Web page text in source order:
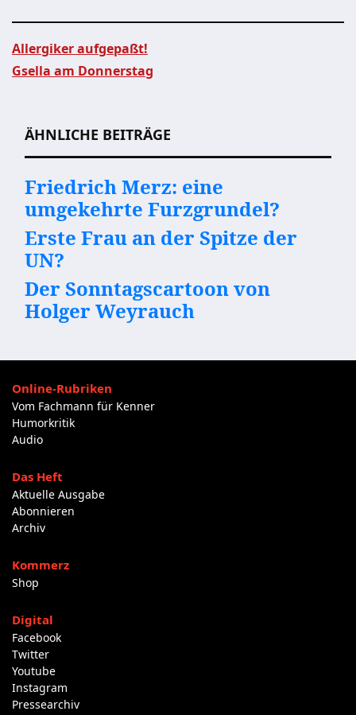
Allergiker aufgepaßt!
Gsella am Donnerstag
ÄHNLICHE BEITRÄGE
Friedrich Merz: eine
umgekehrte Furzgrundel?
Erste Frau an der Spitze der
UN?
Der Sonntagscartoon von
Holger Weyrauch
Online-Rubriken
Vom Fachmann für Kenner
Humorkritik
Audio
Das Heft
Aktuelle Ausgabe
Abonnieren
Archiv
Kommerz
Shop
Digital
Facebook
Twitter
Youtube
Instagram
Pressearchiv